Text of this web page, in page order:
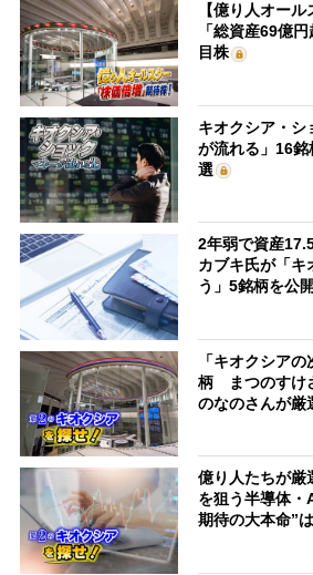
【億り人オー
「総資産69億
目株
キオクシア・シ
が流れる」16
選
2年弱で資産
カブキ氏が「キ
う」5銘柄を公開
「キオクシア
柄 まつのすけ
のなのさんが厳
億り人たちが厳
を狙う半導体
期待の大本命”